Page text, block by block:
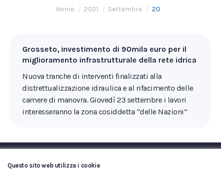
Tu sei qui:
Home 2021 Settembre 20
Grosseto, investimento di 90mila euro per il
miglioramento infrastrutturale della rete idrica
Nuova tranche di interventi finalizzati alla
distrettualizzazione idraulica e al rifacimento delle
camere di manovra. Giovedì 23 settembre i lavori
interesseranno la zona cosiddetta “delle Nazioni”
Questo sito web utilizza i cookie